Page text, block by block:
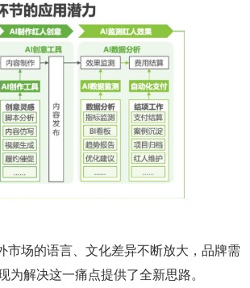
场的语言、文化差异不断放大，品牌需
解决这一痛点提供了全新思路。